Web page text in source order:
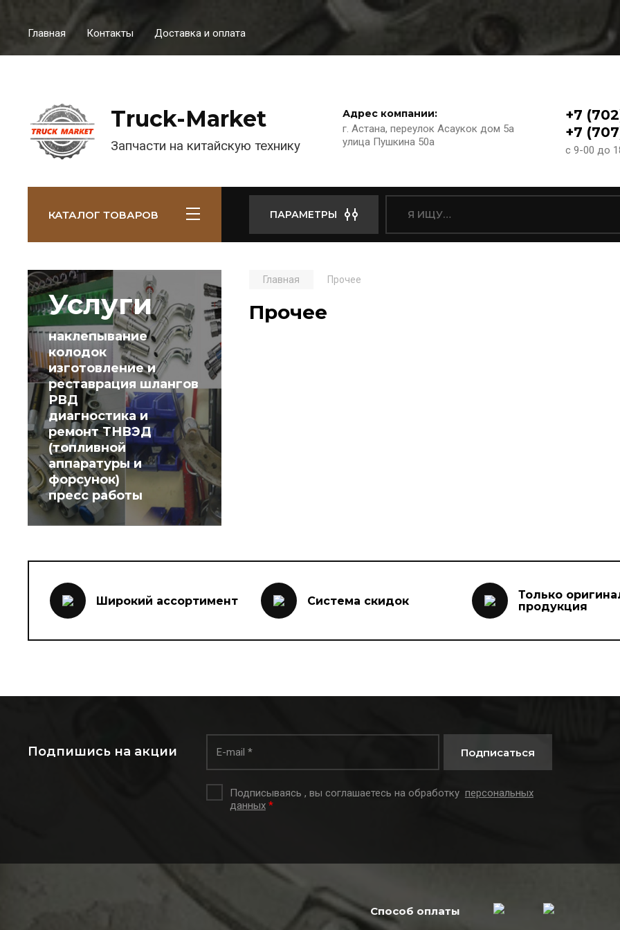
Главная Контакты Доставка и оплата
Truck-Market
Запчасти на китайскую технику
Адрес компании:
г. Астана, переулок Асаукок дом 5а
улица Пушкина 50а
+7
+7
с 9-00 до
КАТАЛОГ ТОВАРОВ ПАРАМЕТРЫ
Услуги
наклепывание
колодок
изготовление и
реставрация шлангов
РВД
диагностика и
ремонт ТНВЭД
(топливной
аппаратуры и
форсунок)
пресс работы
Главная Прочее
Прочее
Широкий ассортимент Система скидок
Только
продукция
Подпишись на акции
Подписываясь , вы соглашаетесь на обработку персональных
данных *
Подписаться
Способ оплаты